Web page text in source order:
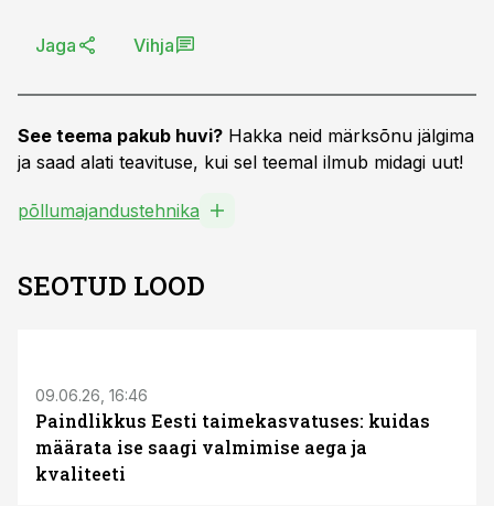
Jaga Vihja
See teema pakub huvi? Hakka neid märksõnu jälgima
ja saad alati teavituse, kui sel teemal ilmub midagi uut!
põllumajandustehnika
SEOTUD LOOD
09.06.26, 16:46
Paindlikkus Eesti taimekasvatuses: kuidas
määrata ise saagi valmimise aega ja
kvaliteeti